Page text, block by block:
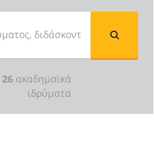
26 ακαδημαϊκά
ιδρύματα